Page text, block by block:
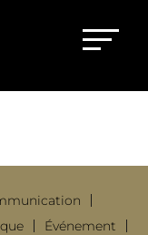
Événement